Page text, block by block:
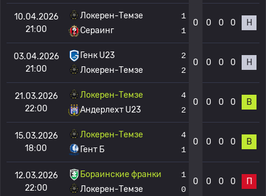
10.04.2026
21:00
Локерен-Темзе
Сераинг
1
1
0 0 0 0 Н
03.04.2026
21:00
Генк U23
Локерен-Темзе
2
2
0 0 0 0 Н
21.03.2026
22:00
Локерен-Темзе
Андерлехт U23
4
2
0 0 0 0 В
15.03.2026
18:00
Локерен-Темзе
Гент Б
4
1
0 0 0 0 В
12.03.2026
22:00
Бораинские франки
Локерен-Темзе
1
0
0 0 0 0 П